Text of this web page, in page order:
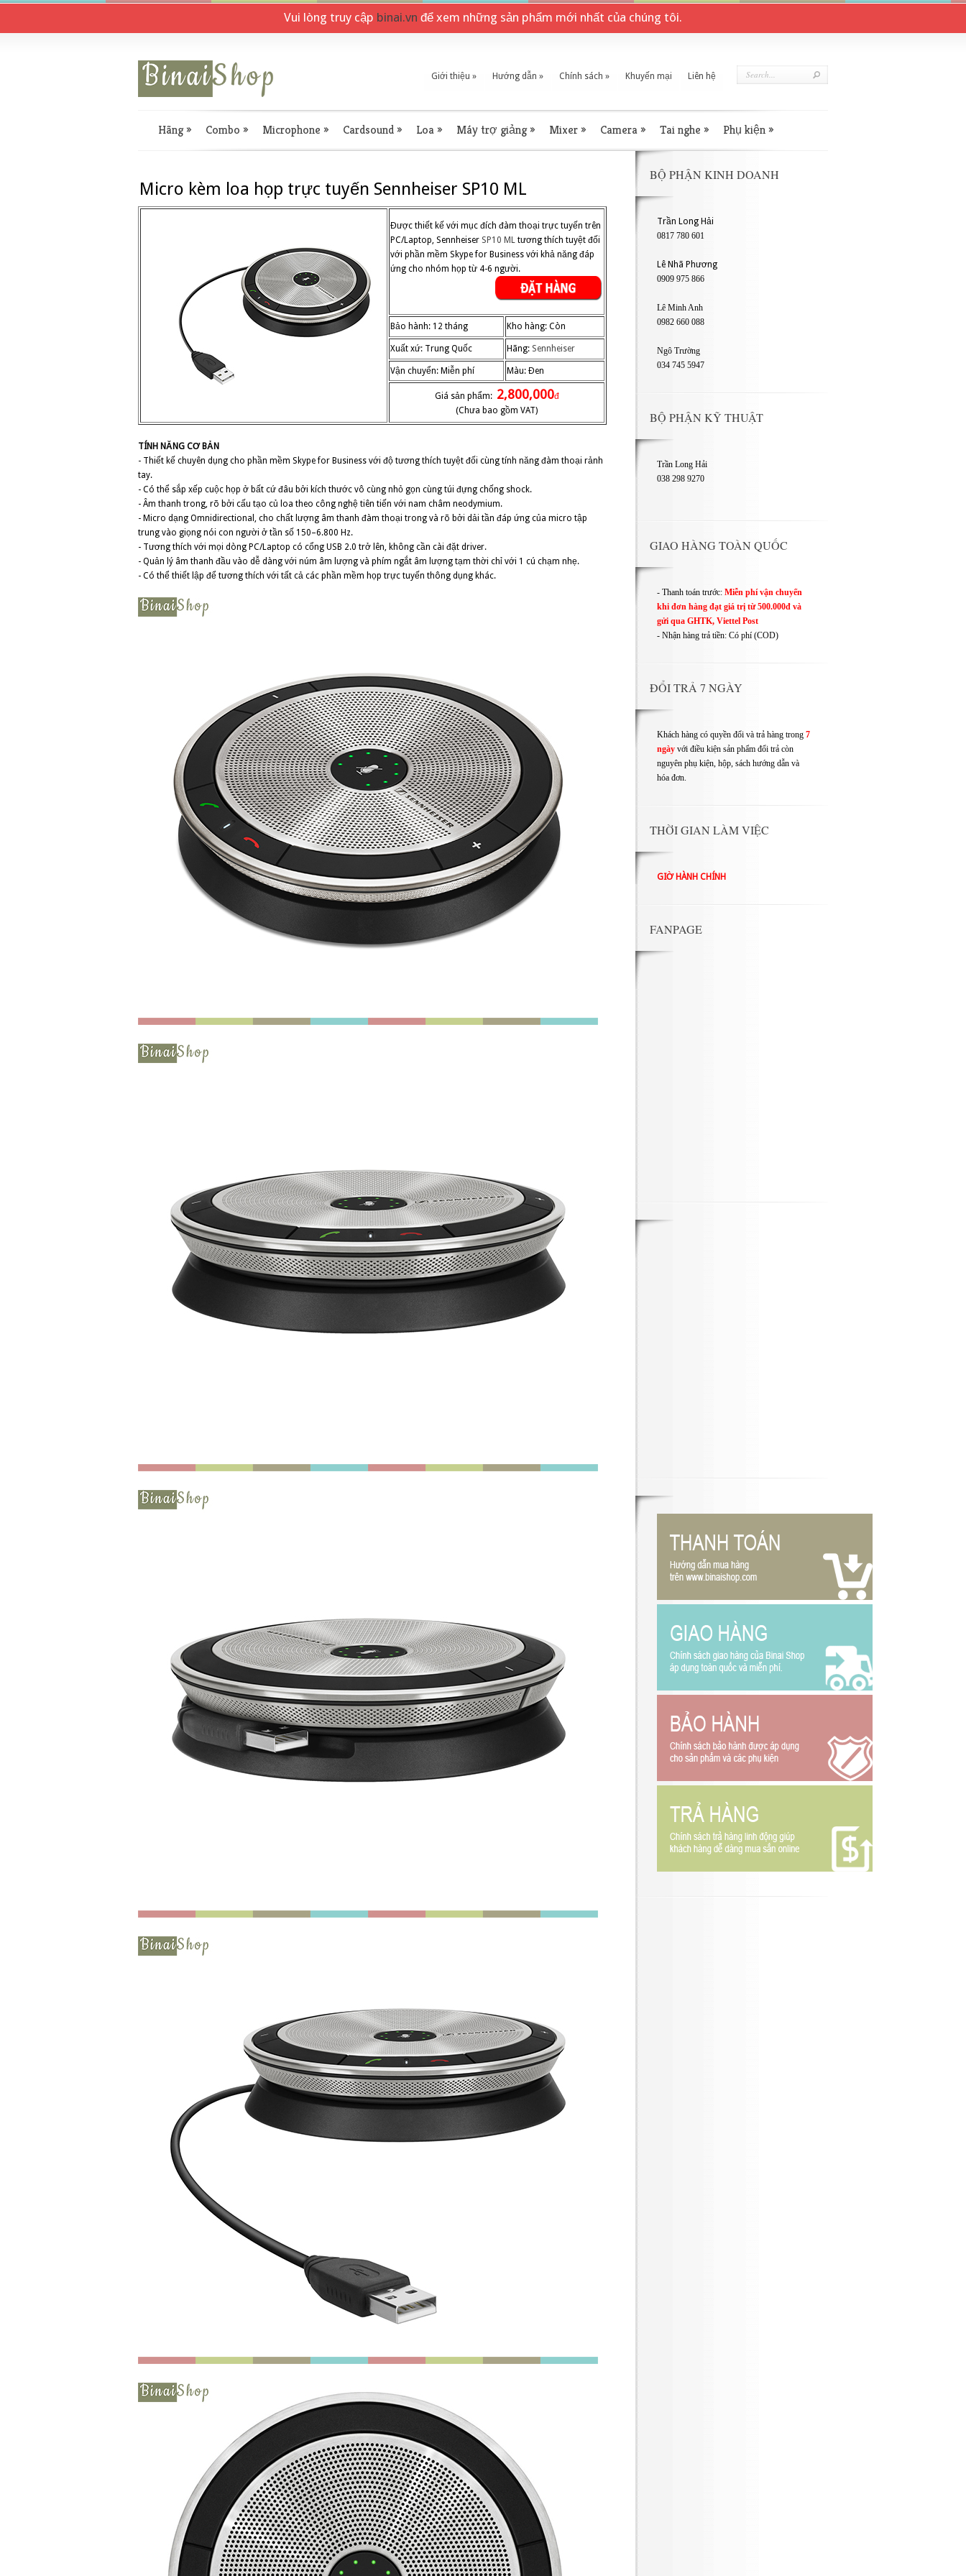
Vui lòng truy cập binai.vn để xem những sản phẩm mới nhất của chúng tôi.
Giới thiệu » Hướng dẫn » Chính sách » Khuyến mại Liên hệ
Hãng» Combo » Microphone » Cardsound» Loa» Máy trợ giảng» Mixer» Camera» Tai nghe » Phụ kiện»
Micro kèm loa họp trực tuyến Sennheiser SP10 ML
Được thiết kế với mục đích đàm thoại trực tuyến trên
PC/Laptop, Sennheiser SP10 ML tương thích tuyệt đối
với phần mềm Skype for Business với khả năng đáp
ứng cho nhóm họp từ 4-6 người.
Bảo hành: 12 tháng Kho hàng: Còn
Xuất xứ: Trung Quốc Hãng: Sennheiser
Vận chuyển: Miễn phí Màu: Đen
Giá sản phẩm: 2,800,000đ
(Chưa bao gồm VAT)
TÍNH NĂNG CƠ BẢN
- Thiết kế chuyên dụng cho phần mềm Skype for Business với độ tương thích tuyệt đối cùng tính năng đàm thoại rảnh
tay.
- Có thể sắp xếp cuộc họp ở bất cứ đâu bởi kích thước vô cùng nhỏ gọn cùng túi đựng chống shock.
- Âm thanh trong, rõ bởi cấu tạo củ loa theo công nghệ tiên tiến với nam châm neodymium.
- Micro dạng Omnidirectional, cho chất lượng âm thanh đàm thoại trong và rõ bởi dải tần đáp ứng của micro tập
trung vào giọng nói con người ở tần số 150–6.800 Hz.
- Tương thích với mọi dòng PC/Laptop có cổng USB 2.0 trở lên, không cần cài đặt driver.
- Quản lý âm thanh đầu vào dễ dàng với núm âm lượng và phím ngắt âm lượng tạm thời chỉ với 1 cú chạm nhẹ.
- Có thể thiết lập để tương thích với tất cả các phần mềm họp trực tuyến thông dụng khác.
BỘ PHẬN KINH DOANH
Trần Long Hải
0817 780 601
Lê Nhã Phương
0909 975 866
Lê Minh Anh
0982 660 088
Ngô Trường
034 745 5947
BỘ PHẬN KỸ THUẬT
Trần Long Hải
038 298 9270
GIAO HÀNG TOÀN QUỐC
- Thanh toán trước: Miễn phí vận chuyển
khi đơn hàng đạt giá trị từ 500.000đ và
gửi qua GHTK, Viettel Post
- Nhận hàng trả tiền: Có phí (COD)
ĐỔI TRẢ 7 NGÀY
Khách hàng có quyền đổi và trả hàng trong 7
ngày với điều kiện sản phẩm đổi trả còn
nguyên phụ kiện, hộp, sách hướng dẫn và
hóa đơn.
THỜI GIAN LÀM VIỆC
GIỜ HÀNH CHÍNH
FANPAGE